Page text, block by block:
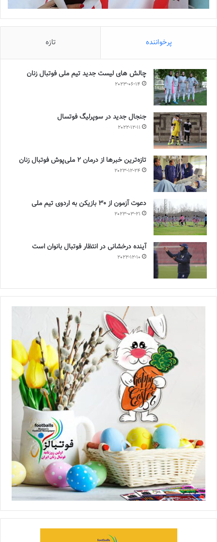
پرخواننده تازه
چالش هاى ليست جدید تيم ملى فوتبال زنان
2023-06-14
جنجال جدید در سوپرلیگ فوتسال
2022-12-11
تازه‌ترین خبرها از درمان ۲ ملی‌پوش فوتبال زنان
2023-12-24
دعوت آزمون از 30 بازیکن به اردوی تیم ملی
2023-03-21
آینده درخشانی در انتظار فوتبال بانوان است
2022-12-10